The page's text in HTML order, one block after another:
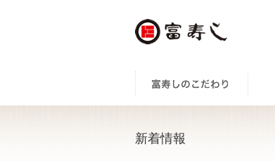
新着情報